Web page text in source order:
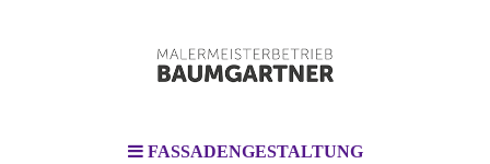
FASSADENGESTALTUNG